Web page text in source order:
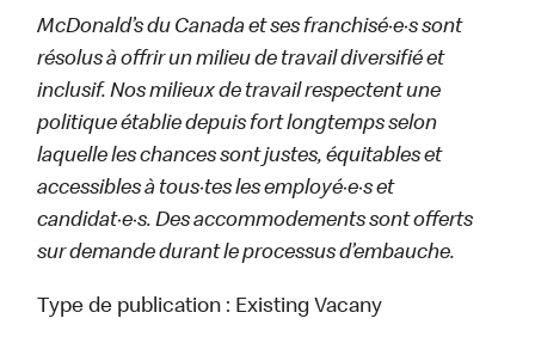
McDonald’s du Canada et ses franchisé·e·s sont
résolus à offrir un milieu de travail diversifié et
inclusif. Nos milieux de travail respectent une
politique établie depuis fort longtemps selon
laquelle les chances sont justes, équitables et
accessibles à tous·tes les employé·e·s et
candidat·e·s. Des accommodements sont offerts
sur demande durant le processus d’embauche.
Type de publication : Existing Vacany